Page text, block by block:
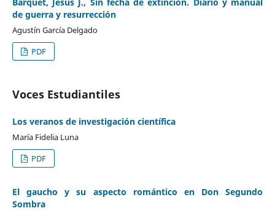
Barquet, Jesús J., Sin fecha de extinción. Diario y manual
de guerra y resurrección
Agustín García Delgado
PDF
Voces Estudiantiles
Los veranos de investigación científica
María Fidelia Luna
PDF
El gaucho y su aspecto romántico en Don Segundo
Sombra